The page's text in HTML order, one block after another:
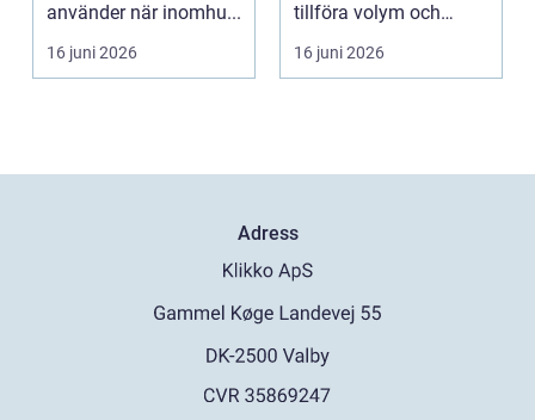
använder när inomhu...
16 juni 2026
tillföra volym och
skapa...
16 juni 2026
Adress